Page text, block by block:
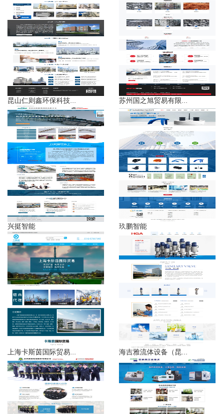
昆山仁则鑫环保科技... 苏州国之旭贸易有限...
兴挺智能 玖鹏智能
上海卡斯茵国际贸易... 海吉雅流体设备（昆...